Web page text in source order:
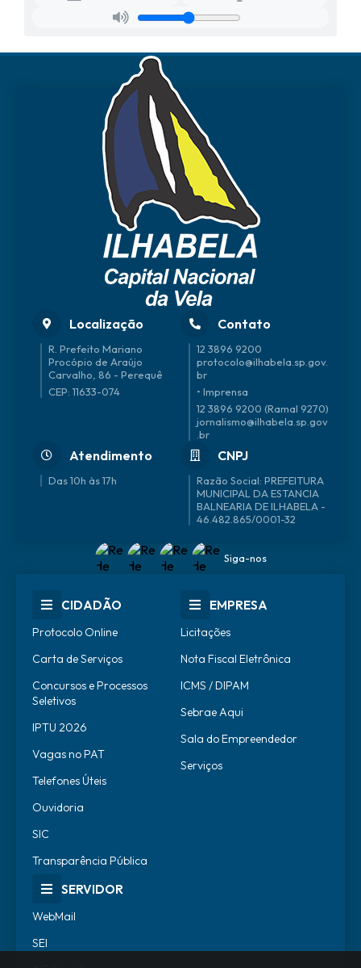
Localização
R. Prefeito Mariano
Procópio de Araújo
Carvalho, 86 - Perequê
CEP: 11633-074
Contato
12 3896 9200
protocolo@ilhabela.sp.gov.
br
• Imprensa
12 3896 9200 (Ramal 9270)
jornalismo@ilhabela.sp.gov
.br
Atendimento
Das 10h às 17h
CNPJ
46.482.865/0001-32
Siga-nos
CIDADÃO
Protocolo Online
Carta de Serviços
Concursos e Processos
Seletivos
IPTU 2026
Vagas no PAT
Telefones Úteis
Ouvidoria
SIC
Transparência Pública
EMPRESA
Licitações
Nota Fiscal Eletrônica
ICMS / DIPAM
Sebrae Aqui
Sala do Empreendedor
Serviços
SERVIDOR
WebMail
SEI